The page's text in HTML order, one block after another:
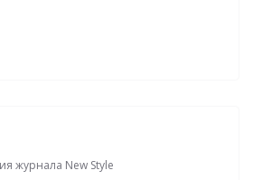
журнала New Style